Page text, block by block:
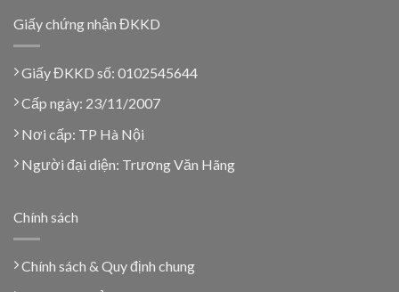
Giấy chứng nhận ĐKKD
Giấy ĐKKD số: 0102545644
Cấp ngày: 23/11/2007
Nơi cấp: TP Hà Nội
Người đại diện: Trương Văn Hãng
Chính sách
Chính sách & Quy định chung